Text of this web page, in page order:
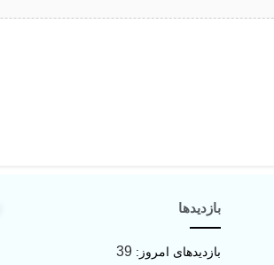
بازدیدها
بازدیدهای امروز: 39